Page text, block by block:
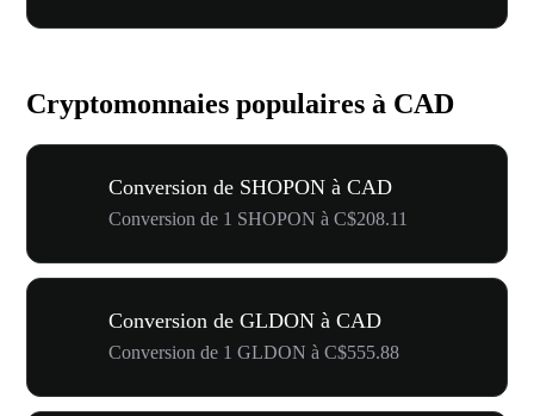
Cryptomonnaies populaires à CAD
Conversion de SHOPON à CAD
Conversion de 1 SHOPON à C$208.11
Conversion de GLDON à CAD
Conversion de 1 GLDON à C$555.88